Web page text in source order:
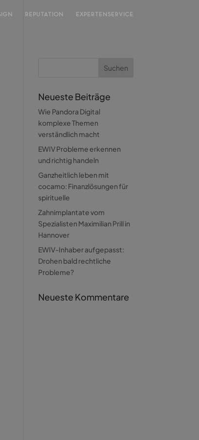
REPUTATION EXPERTENSERVICE
Neueste Beiträge
Wie Pandora Digital
komplexe Themen
verständlich macht
EWIV Probleme erkennen
und richtig handeln
Ganzheitlich leben mit
cocamo: Finanzlösungen für
spirituelle
Zahnimplantate vom
Spezialisten Maximilian Prill in
Hannover
EWIV-Inhaber aufgepasst:
Drohen bald rechtliche
Probleme?
Neueste Kommentare